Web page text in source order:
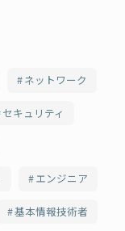
ネットワーク
セキュリティ
エンジニア
基本情報技術者